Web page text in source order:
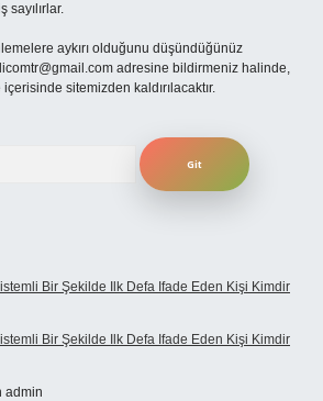
sayılırlar.
aykırı olduğunu düşündüğünüz
adresine bildirmeniz halinde,
sitemizden kaldırılacaktır.
Bir Şekilde Ilk Defa Ifade Eden Kişi Kimdir
Bir Şekilde Ilk Defa Ifade Eden Kişi Kimdir
admin